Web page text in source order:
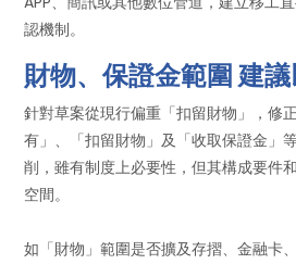
認機制。
財物、保證金範圍 建
針對草案從現行偏重「扣留財物」，修
有」、「扣留財物」及「收取保證金」
削，雖有制度上必要性，但其構成要件
空間。
如「財物」範圍是否擴及存摺、金融卡